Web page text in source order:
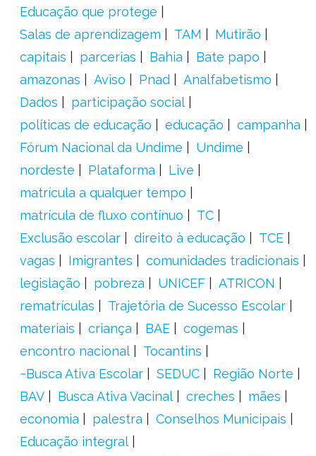
Educação que protege
Salas de aprendizagem
TAM
Mutirão
capitais
parcerias Bahia
Bate papo
amazonas
Aviso Pnad
Analfabetismo
Dados
participação social
políticas de educação
educação
campanha
Fórum Nacional da Undime
Undime
nordeste
Plataforma
Live
matrícula a qualquer tempo
matrícula de fluxo contínuo
TC
Exclusão escolar
direito à educação
TCE
vagas
Imigrantes
comunidades tradicionais
legislação
pobreza UNICEF
ATRICON
rematrículas
Trajetória de Sucesso Escolar
materiais
criança BAE
cogemas
encontro nacional
Tocantins
~Busca Ativa Escolar
SEDUC
Região Norte
BAV
Busca Ativa Vacinal creches
mães
economia
palestra
Conselhos Municipais
Educação integral